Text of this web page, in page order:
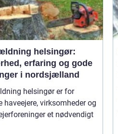
helsingør:
erfaring og gode
i nordsjælland
helsingør er for
haveejere, virksomheder og
et nødvendigt